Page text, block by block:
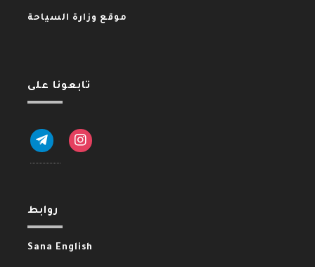
موقع وزارة السياحة
تابعونا على
telegraminstagram
روابط
Sana English